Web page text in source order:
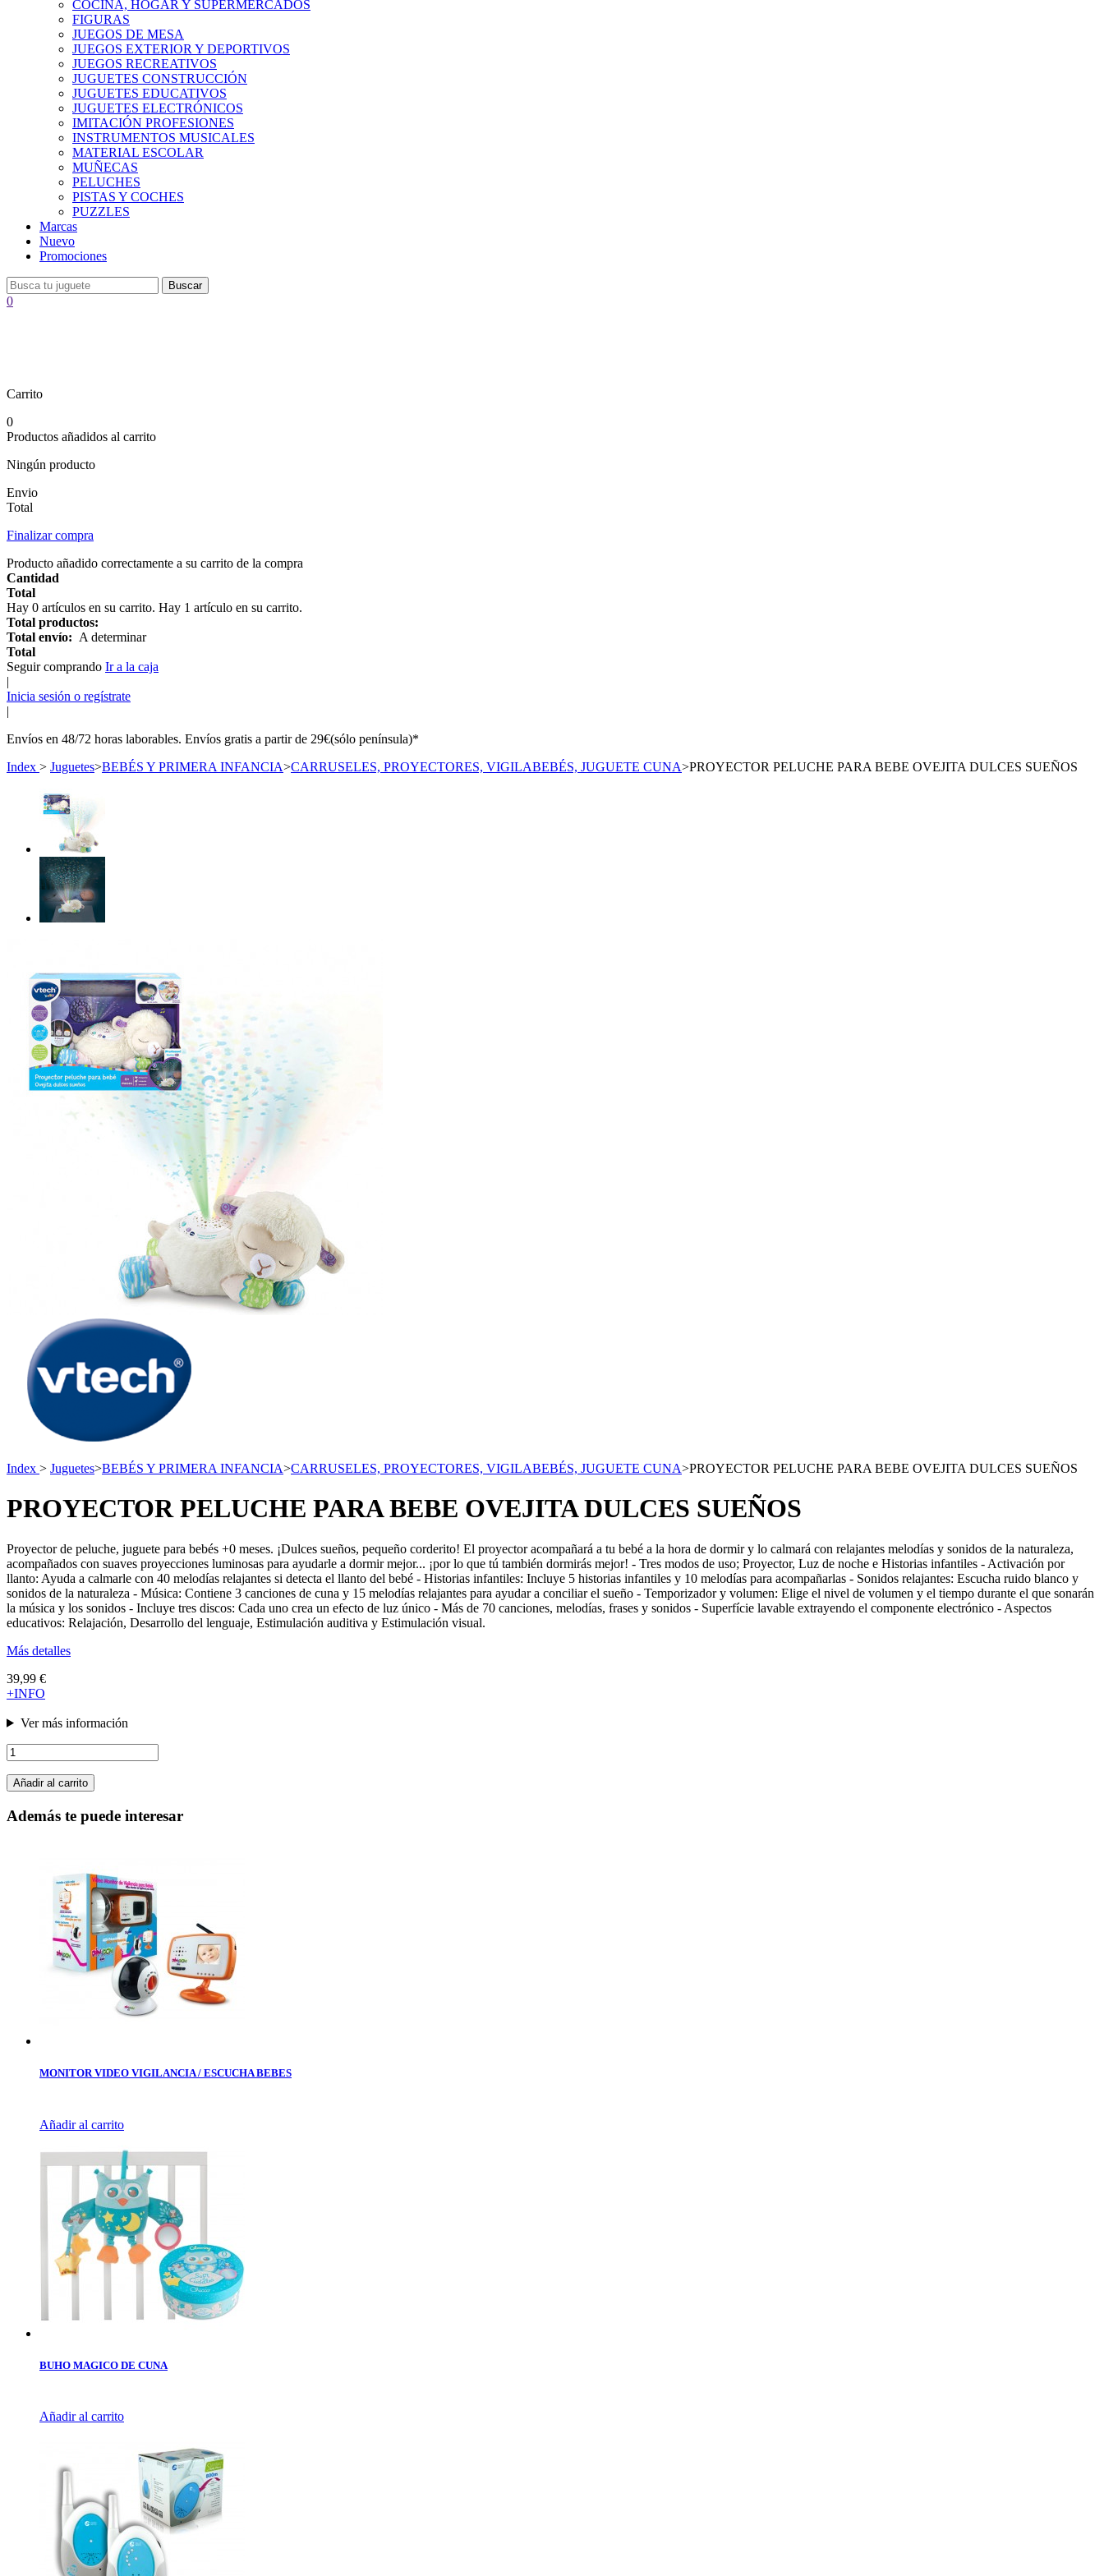
COCINA, HOGAR Y SUPERMERCADOS
FIGURAS
JUEGOS DE MESA
JUEGOS EXTERIOR Y DEPORTIVOS
JUEGOS RECREATIVOS
JUGUETES CONSTRUCCIÓN
JUGUETES EDUCATIVOS
JUGUETES ELECTRÓNICOS
IMITACIÓN PROFESIONES
INSTRUMENTOS MUSICALES
MATERIAL ESCOLAR
MUÑECAS
PELUCHES
PISTAS Y COCHES
PUZZLES
Marcas
Nuevo
Promociones
Buscar
0
Carrito
0
Productos añadidos al carrito
Ningún producto
Envio
Total
Finalizar compra
Producto añadido correctamente a su carrito de la compra
Cantidad
Total
Hay 0 artículos en su carrito. Hay 1 artículo en su carrito.
Total productos:
Total envío: A determinar
Total
Seguir comprando Ir a la caja
|
Inicia sesión o regístrate
|
Envíos en 48/72 horas laborables. Envíos gratis a partir de 29€(sólo península)*
Index > Juguetes>BEBÉS Y PRIMERA INFANCIA>CARRUSELES, PROYECTORES, VIGILABEBÉS, JUGUETE CUNA>PROYECTOR PELUCHE PARA BEBE OVEJITA DULCES SUEÑOS
Index > Juguetes>BEBÉS Y PRIMERA INFANCIA>CARRUSELES, PROYECTORES, VIGILABEBÉS, JUGUETE CUNA>PROYECTOR PELUCHE PARA BEBE OVEJITA DULCES SUEÑOS
PROYECTOR PELUCHE PARA BEBE OVEJITA DULCES SUEÑOS
Proyector de peluche, juguete para bebés +0 meses. ¡Dulces sueños, pequeño corderito! El proyector acompañará a tu bebé a la hora de dormir y lo calmará con relajantes melodías y sonidos de la naturaleza,
acompañados con suaves proyecciones luminosas para ayudarle a dormir mejor... ¡por lo que tú también dormirás mejor! - Tres modos de uso; Proyector, Luz de noche e Historias infantiles - Activación por
llanto: Ayuda a calmarle con 40 melodías relajantes si detecta el llanto del bebé - Historias infantiles: Incluye 5 historias infantiles y 10 melodías para acompañarlas - Sonidos relajantes: Escucha ruido blanco y
sonidos de la naturaleza - Música: Contiene 3 canciones de cuna y 15 melodías relajantes para ayudar a conciliar el sueño - Temporizador y volumen: Elige el nivel de volumen y el tiempo durante el que sonarán
la música y los sonidos - Incluye tres discos: Cada uno crea un efecto de luz único - Más de 70 canciones, melodías, frases y sonidos - Superfície lavable extrayendo el componente electrónico - Aspectos
educativos: Relajación, Desarrollo del lenguaje, Estimulación auditiva y Estimulación visual.
Más detalles
39,99 €
+INFO
Ver más información
Añadir al carrito
Además te puede interesar
MONITOR VIDEO VIGILANCIA / ESCUCHA BEBES
Añadir al carrito
BUHO MAGICO DE CUNA
Añadir al carrito